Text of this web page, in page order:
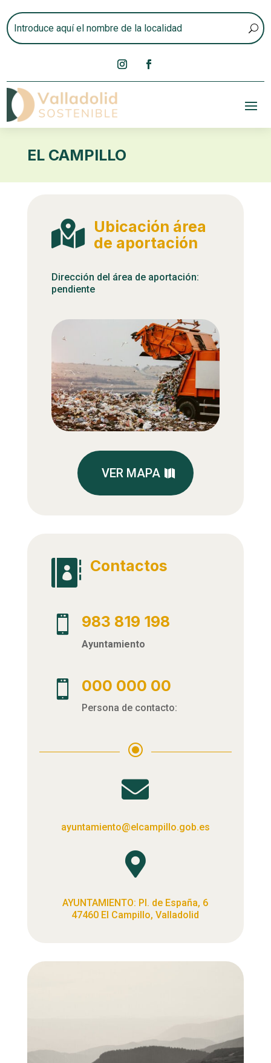
EL CAMPILLO
 Ubicación área
de aportación
Dirección del área de aportación:
pendiente
VER MAPA
 Contactos
 983 819 198
Ayuntamiento
 000 000 00
Persona de contacto:
\

ayuntamiento@elcampillo.gob.es

AYUNTAMIENTO: Pl. de España, 6
47460 El Campillo, Valladolid